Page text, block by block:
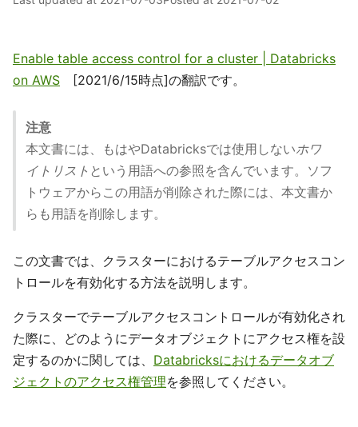
Enable table access control for a cluster | Databricks
on AWS [2021/6/15時点]の翻訳です。
注意
本文書には、もはやDatabricksでは使用しないホワ
イトリスト という用語への参照を含んでいます。ソフ
トウェアからこの用語が削除された際には、本文書か
らも用語を削除します。
この文書では、クラスターにおけるテーブルアクセスコン
トロールを有効化する方法を説明します。
クラスターでテーブルアクセスコントロールが有効化され
た際に、どのようにデータオブジェクトにアクセス権を設
定するのかに関しては、 Databricksにおけるデータオブ
ジェクトのアクセス権管理を参照してください。